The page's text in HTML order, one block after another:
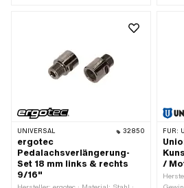
UNIVERSAL 32850
ergotec
Pedalachsverlängerung-
Set 18 mm links & rechts
9/16"
FÜR:
/